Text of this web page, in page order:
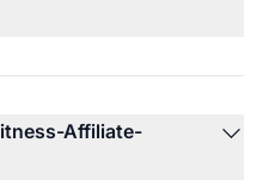
Affiliate-